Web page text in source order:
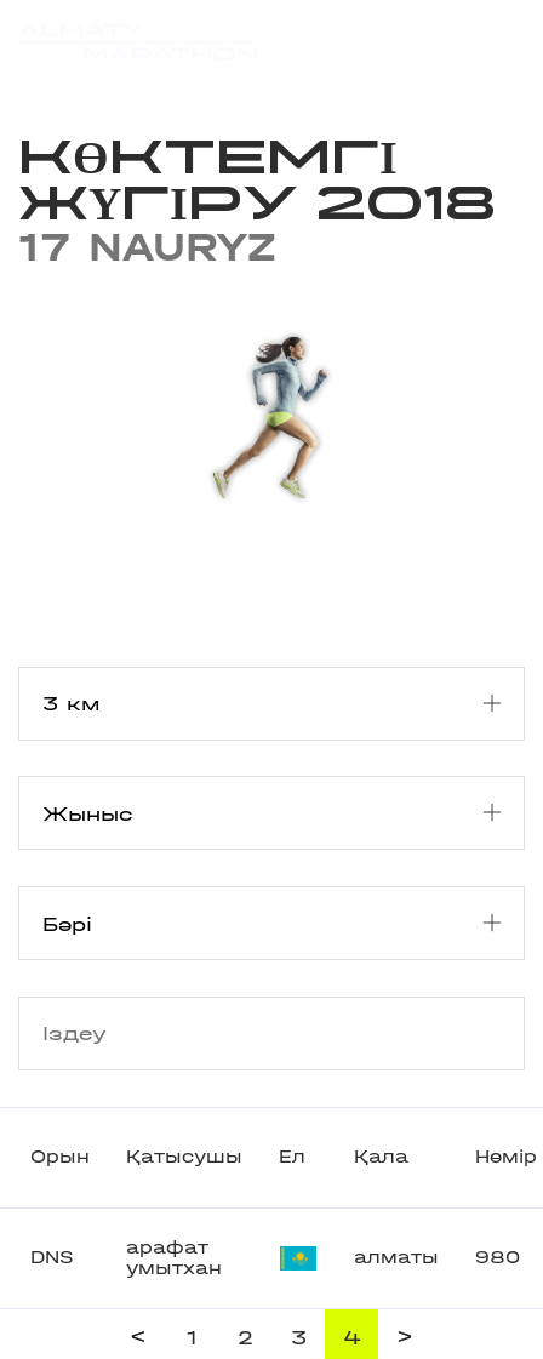
КӨКТЕМГІ
ЖҮГІРУ 2018
17 NAURYZ
Орын Қатысушы Ел Қала Нөмір
DNS
арафат
умытхан
алматы 980
< 1 2 3 4 >